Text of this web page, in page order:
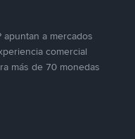
apuntan a mercados
comercial
más de 70 monedas